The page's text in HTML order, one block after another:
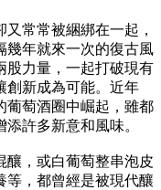
常常被綑綁在一起，
幾年就來一次的復古風
股力量，一起打破現有
創新成為可能。近年
葡萄酒圈中崛起，雖都
許多新意和風味。
釀，或白葡萄整串泡皮
等，都曾經是被現代釀